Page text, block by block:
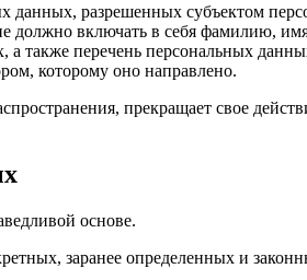
данных, разрешенных субъектом
должно включать в себя фамилию,
также перечень персональных
которому оно направлено.
прекращает свое
основе.
заранее определенных и